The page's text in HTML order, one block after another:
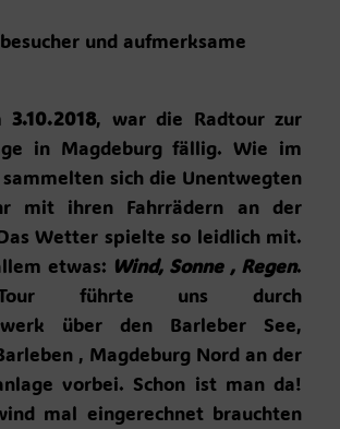
und aufmerksame
3.10.2018, war die Radtour zur
in Magdeburg fällig. Wie im
sich die Unentwegten
mit ihren Fahrrädern an der
Wetter spielte so leidlich mit.
etwas: Wind, Sonne , Regen.
führte uns durch
über den Barleber See,
, Magdeburg Nord an der
vorbei. Schon ist man da!
mal eingerechnet brauchten